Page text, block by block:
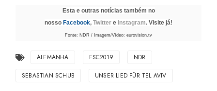
Esta e outras notícias também no
nosso Facebook, Twitter e Instagram. Visite já!
Fonte: NDR / Imagem/Vìdeo: eurovision.tv
ALEMANHA ESC2019 NDR
SEBASTIAN SCHUB UNSER LIED FÜR TEL AVIV